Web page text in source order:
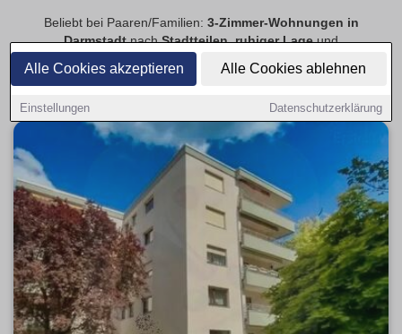
Alle Cookies akzeptieren Alle Cookies ablehnen
Einstellungen Datenschutzerklärung
Beliebt bei Paaren/Familien: 3-Zimmer-Wohnungen in
DarmstadtnachStadtteilen,ruhiger Lageund
Balkon
provisionsfrei.